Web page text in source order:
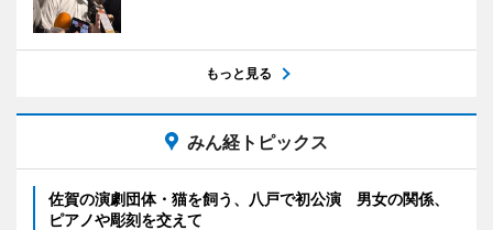
もっと見る
みん経トピックス
佐賀の演劇団体・猫を飼う、八戸で初公演 男女の関係、
ピアノや彫刻を交えて